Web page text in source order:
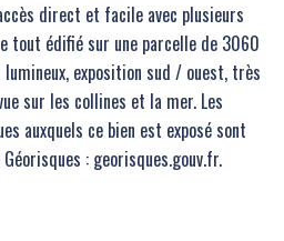
direct et facile avec plusieurs
tout édifié sur une parcelle de 3060
lumineux, exposition sud / ouest, très
sur les collines et la mer. Les
auxquels ce bien est exposé sont
: georisques.gouv.fr.